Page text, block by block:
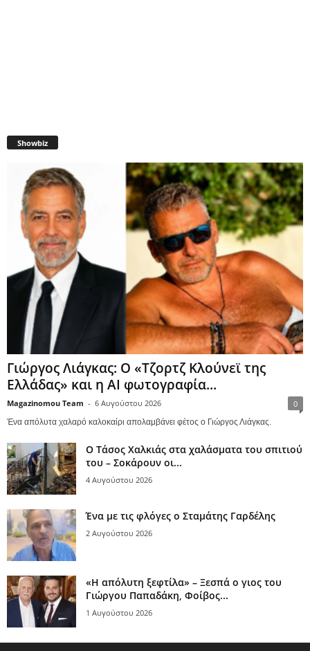
Showbiz
Γιώργος Λιάγκας: Ο «Τζορτζ Κλούνεϊ της
Ελλάδας» και η AI φωτογραφία...
Magazinomou Team - 6 Αυγούστου 2026 0
Ένα απόλυτα χαλαρό καλοκαίρι απολαμβάνει φέτος ο Γιώργος Λιάγκας.
Ο Τάσος Χαλκιάς στα χαλάσματα του σπιτιού
του – Σοκάρουν οι...
4 Αυγούστου 2026
Ένα με τις φλόγες ο Σταμάτης Γαρδέλης
2 Αυγούστου 2026
«Η απόλυτη ξεφτίλα» – Ξεσπά ο γιος του
Γιώργου Παπαδάκη, Φοίβος...
1 Αυγούστου 2026